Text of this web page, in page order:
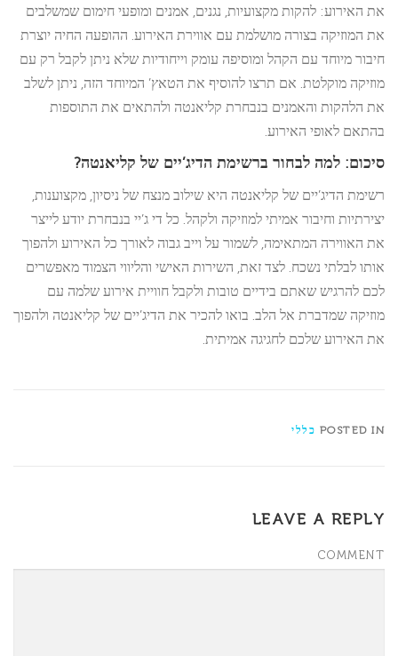
את האירוע: להקות מקצועיות, נגנים, אמנים ומופעי חימום שמשלבים
את המוזיקה בצורה מושלמת עם אווירת האירוע. ההופעה החיה יוצרת
חיבור מיוחד עם הקהל ומוסיפה עומק וייחודיות שלא ניתן לקבל רק עם
מוזיקה מוקלטת. אם תרצו להוסיף את הטאץ’ המיוחד הזה, ניתן לשלב
את הלהקות והאמנים בנבחרת קליאנטה ולהתאים את התוספות
בהתאם לאופי האירוע.
סיכום: למה לבחור ברשימת הדיג’יים של קליאנטה?
רשימת הדיג’יים של קליאנטה היא שילוב מנצח של ניסיון, מקצוענות,
יצירתיות וחיבור אמיתי למוזיקה ולקהל. כל די ג’יי בנבחרת יודע לייצר
את האווירה המתאימה, לשמור על וייב גבוה לאורך כל האירוע ולהפוך
אותו לבלתי נשכח. לצד זאת, השירות האישי והליווי הצמוד מאפשרים
לכם להרגיש שאתם בידיים טובות ולקבל חוויית אירוע שלמה עם
מוזיקה שמדברת אל הלב. בואו להכיר את הדיג’יים של קליאנטה ולהפוך
את האירוע שלכם לחגיגה אמיתית.
POSTED IN כללי
LEAVE A REPLY
COMMENT